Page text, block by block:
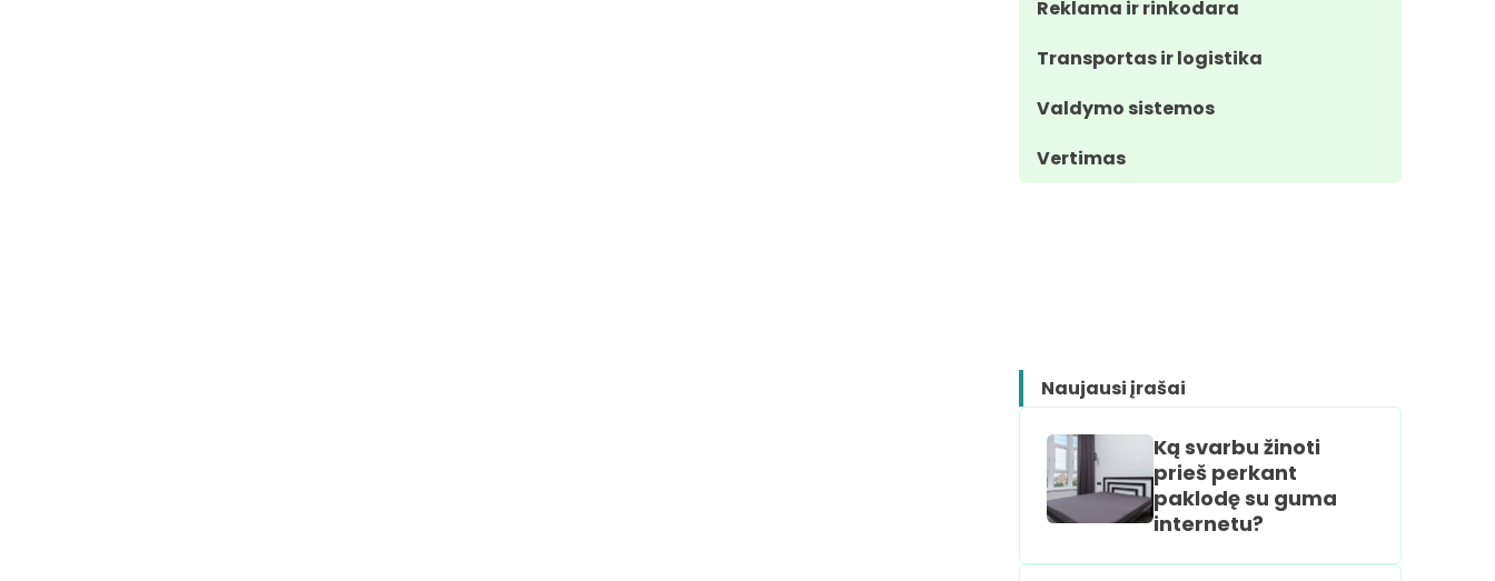
Reklama ir rinkodara
Transportas ir logistika
Valdymo sistemos
Vertimas
Naujausi įrašai
Ką svarbu žinoti
prieš perkant
paklodę su guma
internetu?